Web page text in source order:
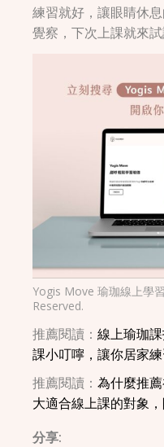
練習就好，讓眼睛休
覺察，下次上課就來試
Yogis Move 瑜珈線上學
Reserved.
推薦閱讀：線上瑜珈
課小叮嚀，讓你居家
推薦閱讀：為什麼推
大適合線上課的對象
分享: